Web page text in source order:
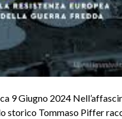
9 Giugno 2024
storico Tommaso Piffer